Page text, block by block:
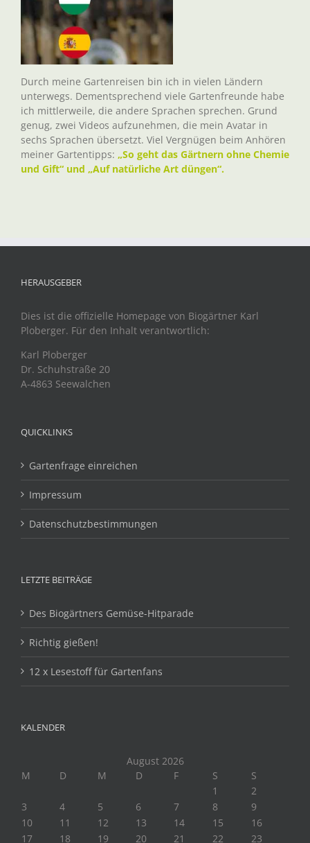
Durch meine Gartenreisen bin ich in vielen Ländern
unterwegs. Dementsprechend viele Gartenfreunde habe
ich mittlerweile, die andere Sprachen sprechen. Grund
genug, zwei Videos aufzunehmen, die mein Avatar in
sechs Sprachen übersetzt. Viel Vergnügen beim Anhören
meiner Gartentipps: „So geht das Gärtnern ohne Chemie
und Gift“ und „Auf natürliche Art düngen“.
HERAUSGEBER
Dies ist die offizielle Homepage von Biogärtner Karl
Ploberger. Für den Inhalt verantwortlich:
Karl Ploberger
Dr. Schuhstraße 20
A-4863 Seewalchen
QUICKLINKS
Gartenfrage einreichen
Impressum
Datenschutzbestimmungen
LETZTE BEITRÄGE
Des Biogärtners Gemüse-Hitparade
Richtig gießen!
12 x Lesestoff für Gartenfans
KALENDER
August 2026
M
D M D F S
S
1
2
3
4 5 6 7 8
9
10
11 12 13 14 15
16
17
18 19 20 21 22 23